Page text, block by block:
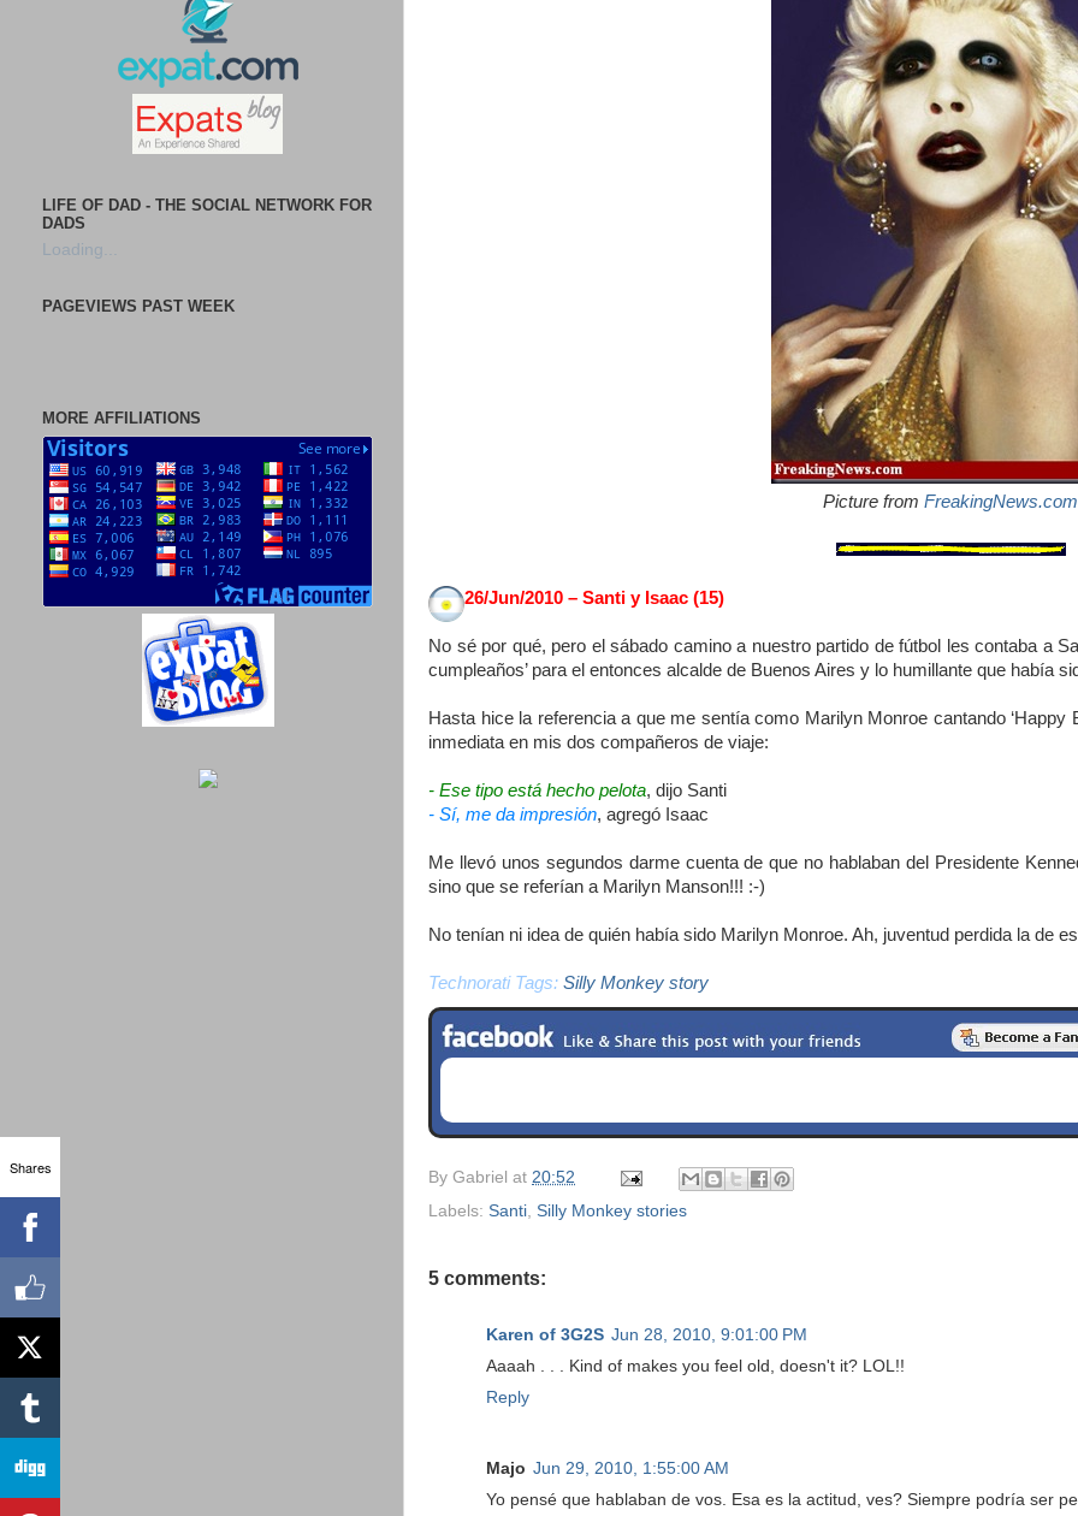
Picture from FreakingNews.com
26/Jun/2010 – Santi y Isaac (15)
No sé por qué, pero el sábado camino a nuestro partido de fútbol les contaba a
cumpleaños’ para el entonces alcalde de Buenos Aires y lo humillante que había
Hasta hice la referencia a que me sentía como Marilyn Monroe cantando ‘Happy
inmediata en mis dos compañeros de viaje:
- Ese tipo está hecho pelota, dijo Santi
- Sí, me da impresión, agregó Isaac
Me llevó unos segundos darme cuenta de que no hablaban del Presidente
sino que se referían a Marilyn Manson!!! :-)
No tenían ni idea de quién había sido Marilyn Monroe. Ah, juventud perdida la de
Technorati Tags: Silly Monkey story
By Gabriel at 20:52
Labels: Santi Silly Monkey stories
5 comments:
Karen of 3G2S Jun 28, 2010, 9:01:00 PM
Aaaah . . . Kind of makes you feel old, doesn't it? LOL!!
Reply
Majo Jun 29, 2010, 1:55:00 AM
Yo pensé que hablaban de vos. Esa es la actitud, ves? Siempre podría ser
LIFE OF DAD - THE SOCIAL NETWORK FOR
DADS
Loading...
PAGEVIEWS PAST WEEK
MORE AFFILIATIONS
Shares